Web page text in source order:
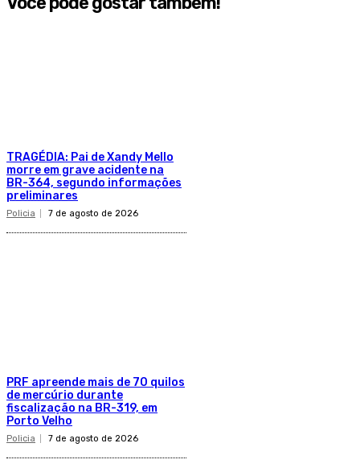
TRAGÉDIA: Pai de Xandy Mello
morre em grave acidente na
BR-364, segundo informações
preliminares
Policia 7 de agosto de 2026
PRF apreende mais de 70 quilos
de mercúrio durante
fiscalização na BR-319, em
Porto Velho
Policia 7 de agosto de 2026